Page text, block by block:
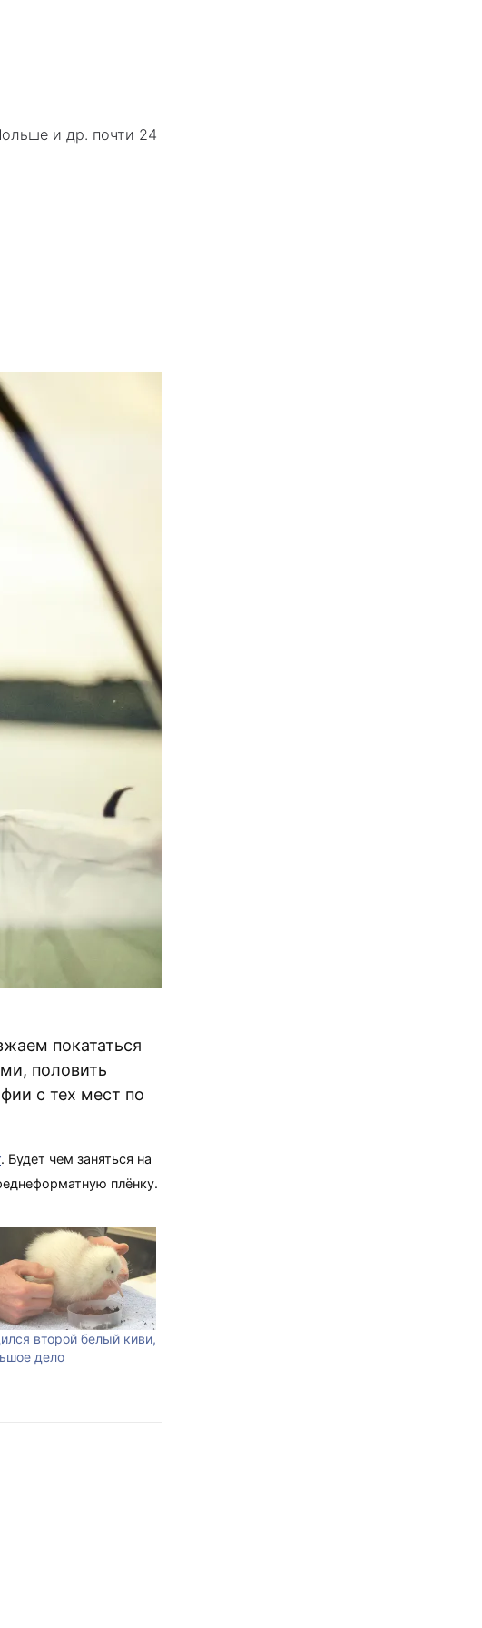
и др. почти 24
покататься
половить
с тех мест по
. Будет чем заняться на
плёнку.
второй белый киви,
дело